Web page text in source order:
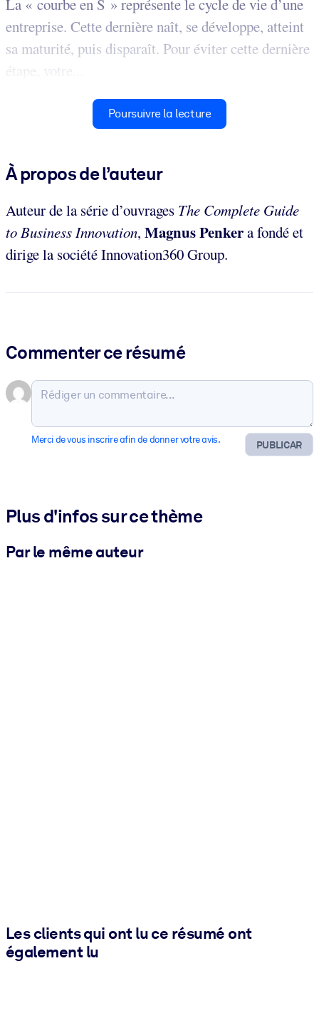
La « courbe en S » représente le cycle de vie d’une
entreprise. Cette dernière naît, se développe, atteint
sa maturité, puis disparaît. Pour éviter cette dernière
étape, votre...
Poursuivre la lecture
À propos de l’auteur
Auteur de la série d’ouvrages The Complete Guide
to Business Innovation, Magnus Penkera fondé et
dirige la société Innovation360 Group.
Commenter ce résumé
PUBLICAR
Merci de vous inscrire afin de donner votre avis.
Plus d'infos sur ce thème
Par le même auteur
Les clients qui ont lu ce résumé ont
également lu